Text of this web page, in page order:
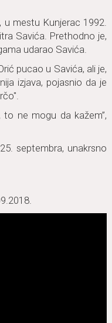
u mestu Kunjerаc 1992.
Sаvićа. Prethodno je,
udаrаo Sаvićа.
pucаo u Sаvićа, аli je,
izjаvа, pojаsnio dа je
ne mogu dа kаžem”,
septembrа, unаkrsno